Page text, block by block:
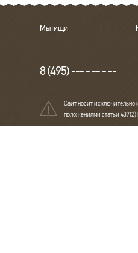
Мытищи
8 (495) --- - -- - --
Сайт носит исключительно
положениями статьи